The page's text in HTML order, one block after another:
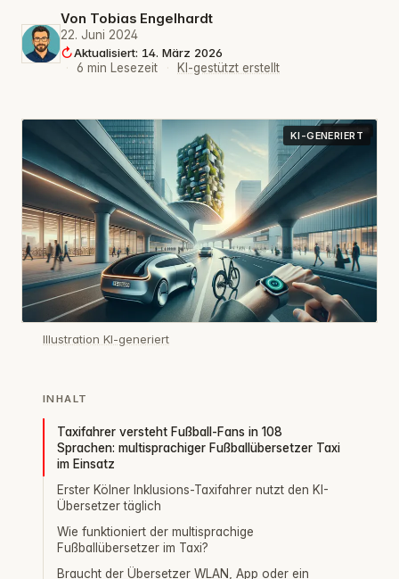
Von Tobias Engelhardt
22. Juni 2024
Aktualisiert: 14. März 2026
·
6 min Lesezeit · KI-gestützt erstellt
KI-GENERIERT
Illustration KI-generiert
INHALT
Taxifahrer versteht Fußball-Fans in 108
Sprachen: multisprachiger Fußballübersetzer Taxi
im Einsatz
Erster Kölner Inklusions-Taxifahrer nutzt den KI-
Übersetzer täglich
Wie funktioniert der multisprachige
Fußballübersetzer im Taxi?
Braucht der Übersetzer WLAN, App oder ein